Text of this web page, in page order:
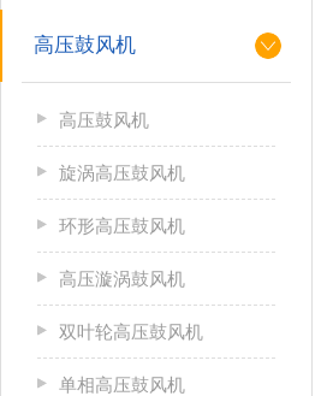
高压鼓风机
高压鼓风机
旋涡高压鼓风机
环形高压鼓风机
高压漩涡鼓风机
双叶轮高压鼓风机
单相高压鼓风机